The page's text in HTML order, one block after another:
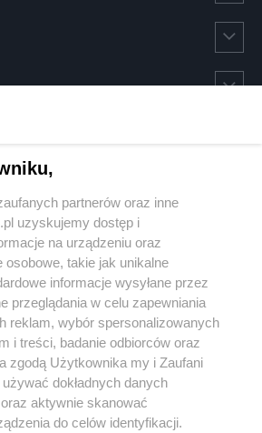
Instagram Youtube
partnerów oraz inne
uzyskujemy dostęp i
na urządzeniu oraz
osobowe, takie jak unikalne
informacje wysyłane przez
przeglądania w celu zapewniania
reklam, wybór spersonalizowanych
i treści, badanie odbiorców oraz
zgodą Użytkownika my i Zaufani
dokładnych danych
aktywnie skanować
do celów identyfikacji.